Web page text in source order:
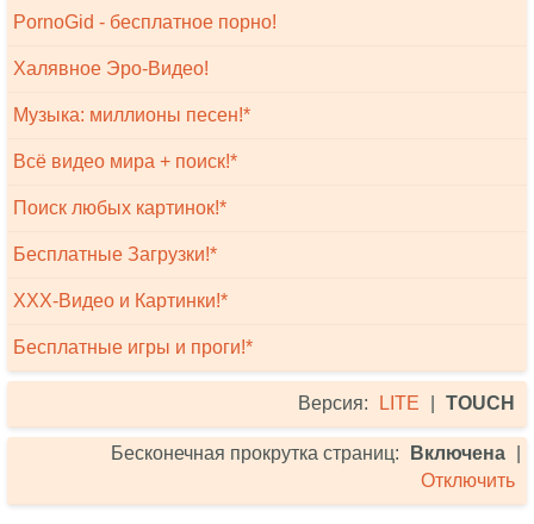
PornoGid - бесплатное порно!
Халявное Эро-Видео!
Музыка: миллионы песен!*
Всё видео мира + поиск!*
Поиск любых картинок!*
Бесплатные Загрузки!*
XXX-Видео и Картинки!*
Бесплатные игры и проги!*
Версия: LITE TOUCH
Бесконечная прокрутка страниц: Включена
Отключить